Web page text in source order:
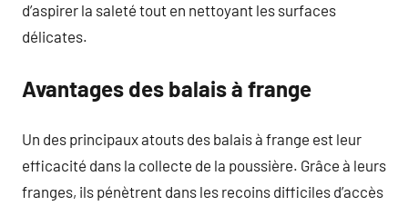
d’aspirer la saleté tout en nettoyant les surfaces
délicates.
Avantages des balais à frange
Un des principaux atouts des balais à frange est leur
efficacité dans la collecte de la poussière. Grâce à leurs
franges, ils pénètrent dans les recoins difficiles d’accès